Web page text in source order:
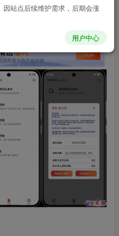
第一时间联系我们删除！Q群：
因站点后续维护需求，后期会涨
用户中心